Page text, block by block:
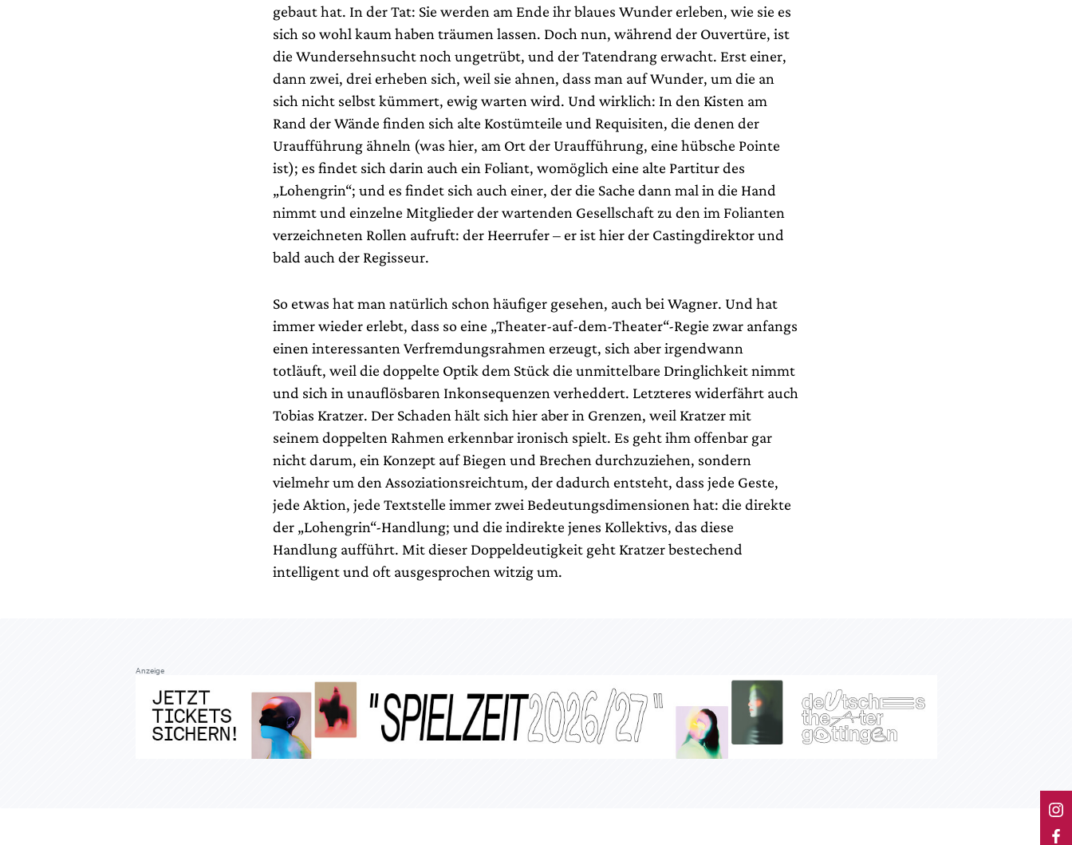
gebaut hat. In der Tat: Sie werden am Ende ihr blaues Wunder erleben, wie sie es
sich so wohl kaum haben träumen lassen. Doch nun, während der Ouvertüre, ist
die Wundersehnsucht noch ungetrübt, und der Tatendrang erwacht. Erst einer,
dann zwei, drei erheben sich, weil sie ahnen, dass man auf Wunder, um die an
sich nicht selbst kümmert, ewig warten wird. Und wirklich: In den Kisten am
Rand der Wände finden sich alte Kostümteile und Requisiten, die denen der
Uraufführung ähneln (was hier, am Ort der Uraufführung, eine hübsche Pointe
ist); es findet sich darin auch ein Foliant, womöglich eine alte Partitur des
„Lohengrin“; und es findet sich auch einer, der die Sache dann mal in die Hand
nimmt und einzelne Mitglieder der wartenden Gesellschaft zu den im Folianten
verzeichneten Rollen aufruft: der Heerrufer – er ist hier der Castingdirektor und
bald auch der Regisseur.
So etwas hat man natürlich schon häufiger gesehen, auch bei Wagner. Und hat
immer wieder erlebt, dass so eine „Theater-auf-dem-Theater“-Regie zwar anfangs
einen interessanten Verfremdungsrahmen erzeugt, sich aber irgendwann
totläuft, weil die doppelte Optik dem Stück die unmittelbare Dringlichkeit nimmt
und sich in unauflösbaren Inkonsequenzen verheddert. Letzteres widerfährt auch
Tobias Kratzer. Der Schaden hält sich hier aber in Grenzen, weil Kratzer mit
seinem doppelten Rahmen erkennbar ironisch spielt. Es geht ihm offenbar gar
nicht darum, ein Konzept auf Biegen und Brechen durchzuziehen, sondern
vielmehr um den Assoziationsreichtum, der dadurch entsteht, dass jede Geste,
jede Aktion, jede Textstelle immer zwei Bedeutungsdimensionen hat: die direkte
der „Lohengrin“-Handlung; und die indirekte jenes Kollektivs, das diese
Handlung aufführt. Mit dieser Doppeldeutigkeit geht Kratzer bestechend
intelligent und oft ausgesprochen witzig um.
Anzeige